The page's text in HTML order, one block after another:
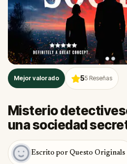
Mejor valorado 55 Reseñas
Misterio
una sociedad
Escrito por Questo Originals